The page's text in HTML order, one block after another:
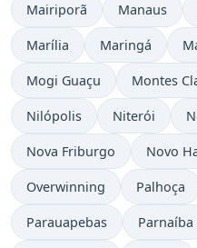
Mairiporã Manaus
Marília Maringá
Mogi Guaçu Montes
Nilópolis Niterói
Nova Friburgo Novo
Overwinning Palhoça
Parauapebas Parnaíba